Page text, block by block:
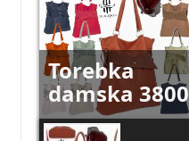
Torebka
damska 3800